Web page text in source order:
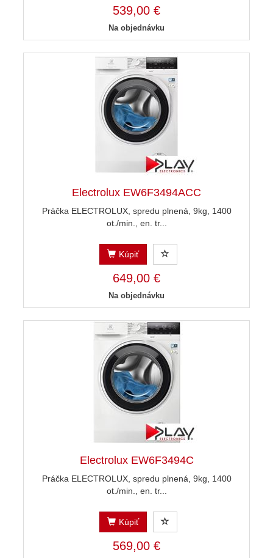
539,00 €
Na objednávku
Electrolux EW6F3494ACC
Práčka ELECTROLUX, spredu plnená, 9kg, 1400
ot./min., en. tr...
Kúpiť
649,00 €
Na objednávku
Electrolux EW6F3494C
Práčka ELECTROLUX, spredu plnená, 9kg, 1400
ot./min., en. tr...
Kúpiť
569,00 €